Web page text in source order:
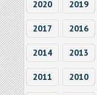
2020 2019
2017 2016
2014 2013
2011 2010